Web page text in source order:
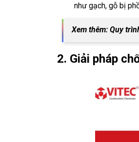
như gạch, gỗ bị
Xem thêm: Quy
2. Giải pháp